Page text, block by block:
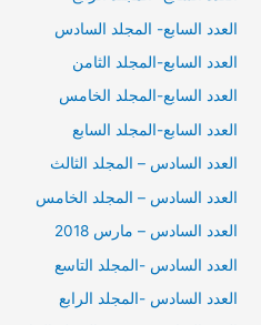
العدد السابع- المجلد السادس
العدد السابع-المجلد الثامن
العدد السابع-المجلد الخامس
العدد السابع-المجلد السابع
العدد السادس – المجلد الثالث
العدد السادس – المجلد الخامس
العدد السادس – مارس 2018
العدد السادس -المجلد التاسع
العدد السادس -المجلد الرابع